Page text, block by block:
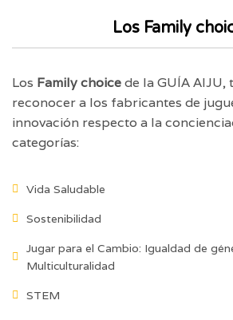
Los Family
Los Family choicede la GUÍA
reconocer a los fabricantes de
innovación respecto a la
categorías:
Vida Saludable
Sostenibilidad
Jugar para el Cambio: Igualdad de
Multiculturalidad
STEM